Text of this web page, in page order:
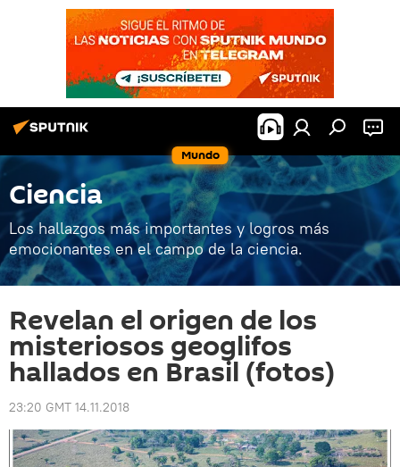
Mundo
Ciencia
Los hallazgos más importantes y logros más
emocionantes en el campo de la ciencia.
Revelan el origen de los
misteriosos geoglifos
hallados en Brasil (fotos)
23:20 GMT 14.11.2018